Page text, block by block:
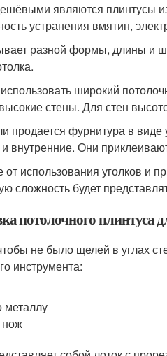
являются плинтусы
устранения вмятин,
разной формы, длины и
широкий
стены. Для стен
продается фурнитура в
внутренние. Они
от использования уголков и
сложность будет
потолочного плинтуса
не было щелей в углах
инструмента:
металлу